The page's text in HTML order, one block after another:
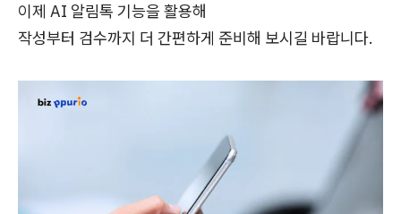
이제 AI 알림톡 기능을 활용해
작성부터 검수까지 더 간편하게 준비해 보시길 바랍니다.